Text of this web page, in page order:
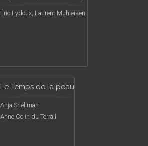
Éric Eydoux, Laurent Muhleisen
Le Temps de la peau
Anja Snellman
Anne Colin du Terrail